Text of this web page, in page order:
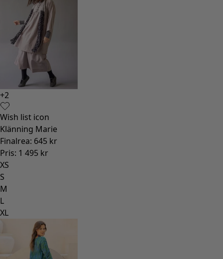
+2
Wish list icon
Klänning Marie
Finalrea: 645 kr
Pris: 1 495 kr
XS
S
M
L
XL